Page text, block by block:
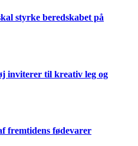
styrke beredskabet på
inviterer til kreativ leg og
fremtidens fødevarer